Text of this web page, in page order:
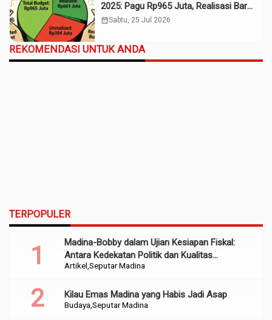
2025: Pagu Rp965 Juta, Realisasi Baru
Rp661 Juta
calendar_monthSabtu, 25 Jul 2026
REKOMENDASI UNTUK ANDA
TERPOPULER
Artikel Seputar Madina
Madina-Bobby dalam Ujian Kesiapan Fiskal:
Antara Kedekatan Politik dan Kualitas
Perencanaan
Budaya Seputar Madina
Kilau Emas Madina yang Habis Jadi Asap